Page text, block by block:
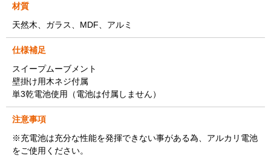
材質
天然木、ガラス、MDF、アルミ
仕様補足
スイープムーブメント
壁掛け用木ネジ付属
単3乾電池使用（電池は付属しません）
注意事項
※充電池は充分な性能を発揮できない事がある為、アルカリ電池
をご使用ください。